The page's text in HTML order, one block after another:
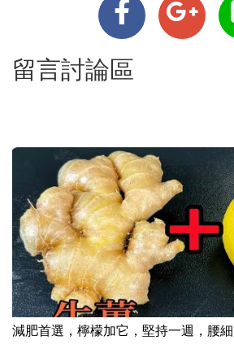
留言討論區
減肥首選，檸檬加它，堅持一週，腰